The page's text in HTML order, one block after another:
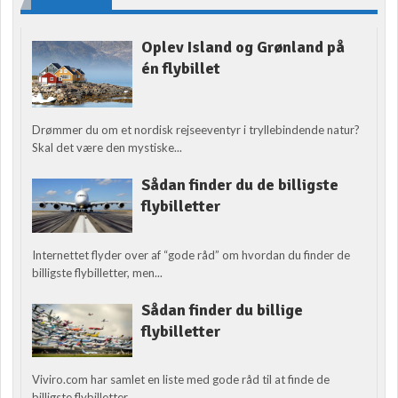
Oplev Island og Grønland på
én flybillet
Drømmer du om et nordisk rejseeventyr i tryllebindende natur?
Skal det være den mystiske...
Sådan finder du de billigste
flybilletter
Internettet flyder over af “gode råd” om hvordan du finder de
billigste flybilletter, men...
Sådan finder du billige
flybilletter
Viviro.com har samlet en liste med gode råd til at finde de